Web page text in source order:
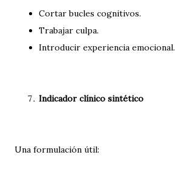
Cortar bucles cognitivos.
Trabajar culpa.
Introducir experiencia emocional.
Indicador clínico sintético
Una formulación útil: